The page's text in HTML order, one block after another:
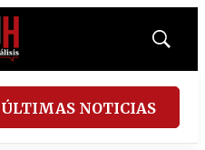
Mostrar
ÚLTIMAS NOTICIAS